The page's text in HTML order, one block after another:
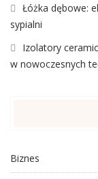
Łóżka dębowe:
sypialni
Izolatory
w nowoczesnych
Biznes